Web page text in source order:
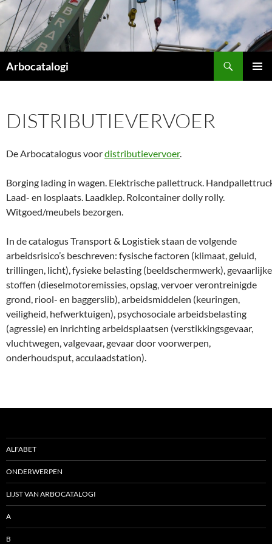
Ga
naar
de
inhoud
Arbocatalogi
DISTRIBUTIEVERVOER
De Arbocatalogus voordistributievervoer.
Borging lading in wagen. Elektrische pallettruck.
Laad- en losplaats. Laadklep. Rolcontainer dolly rolly.
Witgoed/meubels bezorgen.
In de catalogus Transport & Logistiek staan de volgende
arbeidsrisico’s beschreven: fysische factoren (klimaat, geluid,
trillingen, licht), fysieke belasting (beeldschermwerk), gevaarlijke
stoffen (dieselmotoremissies, opslag, vervoer verontreinigde
grond, riool- en baggerslib), arbeidsmiddelen (keuringen,
veiligheid, hefwerktuigen), psychosociale arbeidsbelasting
(agressie) en inrichting arbeidsplaatsen (verstikkingsgevaar,
vluchtwegen, valgevaar, gevaar door voorwerpen,
onderhoudsput, acculaadstation).
ALFABET
ONDERWERPEN
LIJST VAN ARBOCATALOGI
A
B